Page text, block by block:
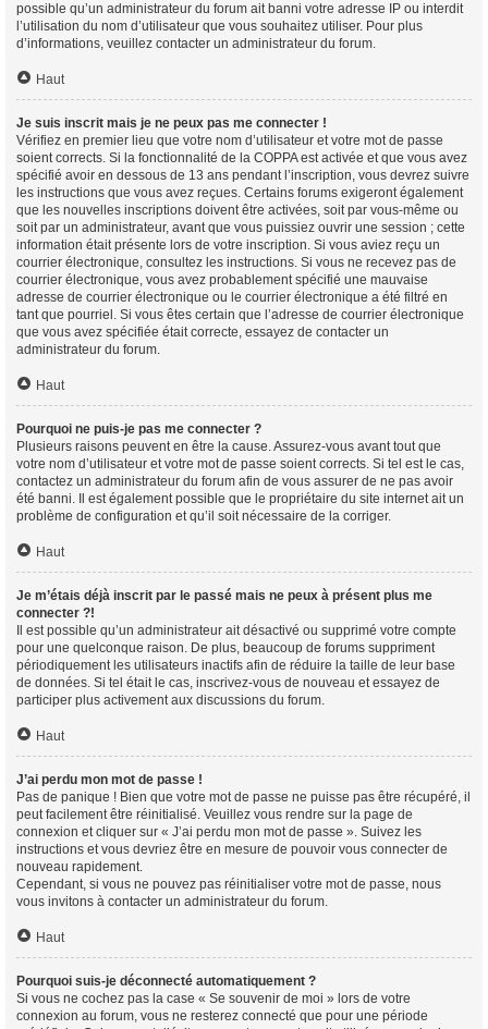
possible qu’un administrateur du forum ait banni votre adresse IP ou interdit
l’utilisation du nom d’utilisateur que vous souhaitez utiliser. Pour plus
d’informations, veuillez contacter un administrateur du forum.
Haut
Je suis inscrit mais je ne peux pas me connecter !
Vérifiez en premier lieu que votre nom d’utilisateur et votre mot de passe
soient corrects. Si la fonctionnalité de la COPPA est activée et que vous avez
spécifié avoir en dessous de 13 ans pendant l’inscription, vous devrez suivre
les instructions que vous avez reçues. Certains forums exigeront également
que les nouvelles inscriptions doivent être activées, soit par vous-même ou
soit par un administrateur, avant que vous puissiez ouvrir une session ; cette
information était présente lors de votre inscription. Si vous aviez reçu un
courrier électronique, consultez les instructions. Si vous ne recevez pas de
courrier électronique, vous avez probablement spécifié une mauvaise
adresse de courrier électronique ou le courrier électronique a été filtré en
tant que pourriel. Si vous êtes certain que l’adresse de courrier électronique
que vous avez spécifiée était correcte, essayez de contacter un
administrateur du forum.
Haut
Pourquoi ne puis-je pas me connecter ?
Plusieurs raisons peuvent en être la cause. Assurez-vous avant tout que
votre nom d’utilisateur et votre mot de passe soient corrects. Si tel est le cas,
contactez un administrateur du forum afin de vous assurer de ne pas avoir
été banni. Il est également possible que le propriétaire du site internet ait un
problème de configuration et qu’il soit nécessaire de la corriger.
Haut
Je m’étais déjà inscrit par le passé mais ne peux à présent plus me
connecter ?!
Il est possible qu’un administrateur ait désactivé ou supprimé votre compte
pour une quelconque raison. De plus, beaucoup de forums suppriment
périodiquement les utilisateurs inactifs afin de réduire la taille de leur base
de données. Si tel était le cas, inscrivez-vous de nouveau et essayez de
participer plus activement aux discussions du forum.
Haut
J’ai perdu mon mot de passe !
Pas de panique ! Bien que votre mot de passe ne puisse pas être récupéré, il
peut facilement être réinitialisé. Veuillez vous rendre sur la page de
connexion et cliquer sur « J’ai perdu mon mot de passe ». Suivez les
instructions et vous devriez être en mesure de pouvoir vous connecter de
nouveau rapidement.
Cependant, si vous ne pouvez pas réinitialiser votre mot de passe, nous
vous invitons à contacter un administrateur du forum.
Haut
Pourquoi suis-je déconnecté automatiquement ?
Si vous ne cochez pas la case « Se souvenir de moi » lors de votre
connexion au forum, vous ne resterez connecté que pour une période